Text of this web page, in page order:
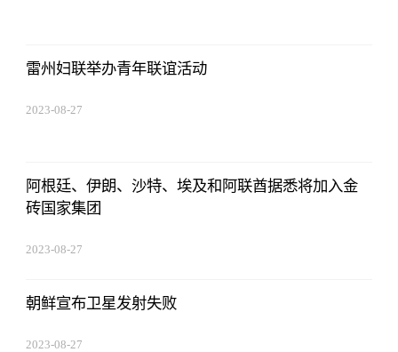
雷州妇联举办青年联谊活动
2023-08-27
阿根廷、伊朗、沙特、埃及和阿联酋据悉将加入金
砖国家集团
2023-08-27
朝鲜宣布卫星发射失败
2023-08-27